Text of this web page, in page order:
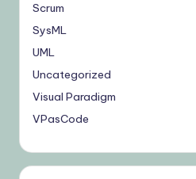
Scrum
SysML
UML
Uncategorized
Visual Paradigm
VPasCode